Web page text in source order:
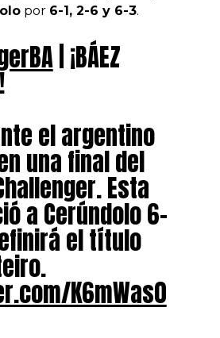
por 6-1, 2-6 y 6-3.
| ¡BÁEZ
el argentino
una final del
Esta
a Cerúndolo 6-
el título
K6mWas0